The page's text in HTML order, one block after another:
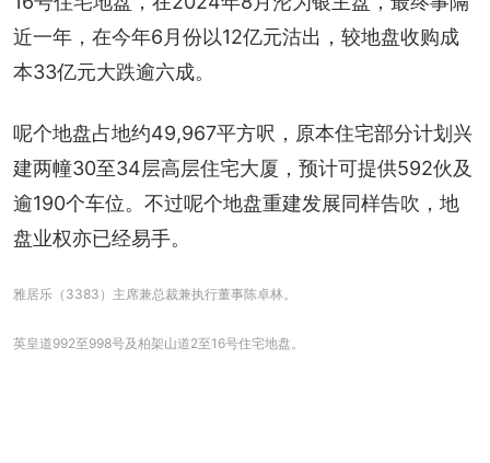
近一年，在今年6月份以12亿元沽出，较地盘收购成
本33亿元大跌逾六成。
呢个地盘占地约49,967平方呎，原本住宅部分计划兴
建两幢30至34层高层住宅大厦，预计可提供592伙及
逾190个车位。不过呢个地盘重建发展同样告吹，地
盘业权亦已经易手。
雅居乐（3383）主席兼总裁兼执行董事陈卓林。
英皇道992至998号及柏架山道2至16号住宅地盘。